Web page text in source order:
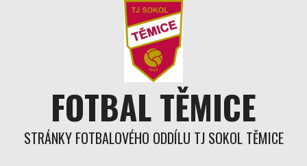
FOTBAL TĚMICE
STRÁNKY FOTBALOVÉHO ODDÍLU TJ SOKOL TĚMICE